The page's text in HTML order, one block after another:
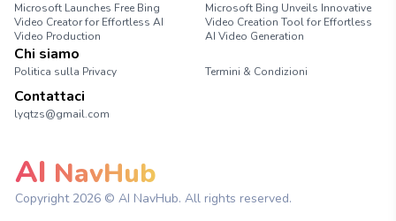
Microsoft Launches Free Bing
Video Creator for Effortless AI
Video Production
Microsoft Bing Unveils Innovative
Video Creation Tool for Effortless
AI Video Generation
Chi siamo
Politica sulla Privacy Termini & Condizioni
Contattaci
lyqtzs@gmail.com
AI NavHub
Copyright 2026© AI NavHub. All rights reserved.